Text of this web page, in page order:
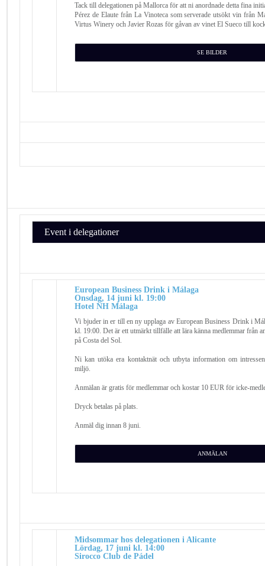
Tack till delegationen på Mallorca för att ni anordnade detta fina
Pérez de Elaute från La Vinoteca som serverade utsökt vin från
Virtus Winery och Javier Rozas för gåvan av vinet El Sueco till
SE BILDER
Event i delegationer
European Business Drink i Málaga
Onsdag, 14 juni kl. 19:00
Hotel NH Málaga
Vi bjuder in er till en ny upplaga av European Business Drink i
kl. 19:00. Det är ett utmärkt tillfälle att lära känna medlemmar från
på Costa del Sol.
Ni kan utöka era kontaktnät och utbyta information om
miljö.
Anmälan är gratis för medlemmar och kostar 10 EUR för icke-
Dryck betalas på plats.
Anmäl dig innan 8 juni.
ANMÄLAN
Midsommar hos delegationen i Alicante
Lördag, 17 juni kl. 14:00
Sirocco Club de Pádel